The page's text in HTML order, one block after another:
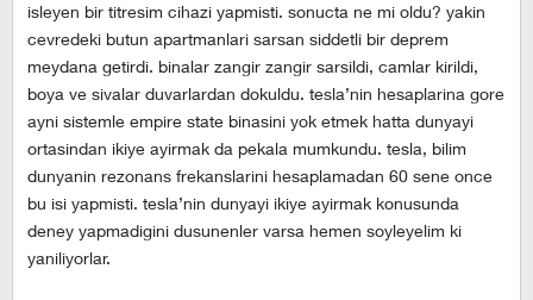
isleyen bir titresim cihazi yapmisti. sonucta ne mi oldu? yakin
cevredeki butun apartmanlari sarsan siddetli bir deprem
meydana getirdi. binalar zangir zangir sarsildi, camlar kirildi,
boya ve sivalar duvarlardan dokuldu. tesla’nin hesaplarina gore
ayni sistemle empire state binasini yok etmek hatta dunyayi
ortasindan ikiye ayirmak da pekala mumkundu. tesla, bilim
dunyanin rezonans frekanslarini hesaplamadan 60 sene once
bu isi yapmisti. tesla’nin dunyayi ikiye ayirmak konusunda
deney yapmadigini dusunenler varsa hemen soyleyelim ki
yaniliyorlar.